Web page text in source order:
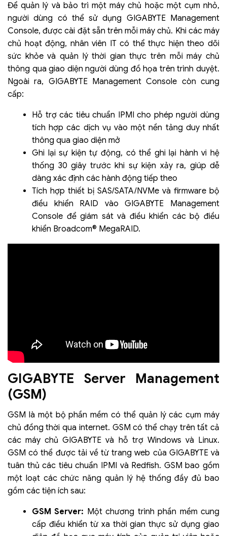
Để quản lý và bảo trì một máy chủ hoặc một cụm nhỏ,
người dùng có thể sử dụng GIGABYTE Management
Console, được cài đặt sẵn trên mỗi máy chủ. Khi các máy
chủ hoạt động, nhân viên IT có thể thực hiện theo dõi
sức khỏe và quản lý thời gian thực trên mỗi máy chủ
thông qua giao diện người dùng đồ họa trên trình duyệt.
Ngoài ra, GIGABYTE Management Console còn cung
cấp:
Hỗ trợ các tiêu chuẩn IPMI cho phép người dùng
tích hợp các dịch vụ vào một nền tảng duy nhất
thông qua giao diện mở
Ghi lại sự kiện tự động, có thể ghi lại hành vi hệ
thống 30 giây trước khi sự kiện xảy ra, giúp dễ
dàng xác định các hành động tiếp theo
Tích hợp thiết bị SAS/SATA/NVMe và firmware bộ
điều khiển RAID vào GIGABYTE Management
Console để giám sát và điều khiển các bộ điều
khiển Broadcom® MegaRAID.
GIGABYTE Server Management
(GSM)
GSM là một bộ phần mềm có thể quản lý các cụm máy
chủ đồng thời qua internet. GSM có thể chạy trên tất cả
các máy chủ GIGABYTE và hỗ trợ Windows và Linux.
GSM có thể được tải về từ trang web của GIGABYTE và
tuân thủ các tiêu chuẩn IPMI và Redfish. GSM bao gồm
một loạt các chức năng quản lý hệ thống đầy đủ bao
gồm các tiện ích sau:
GSM Server: Một chương trình phần mềm cung
cấp điều khiển từ xa thời gian thực sử dụng giao